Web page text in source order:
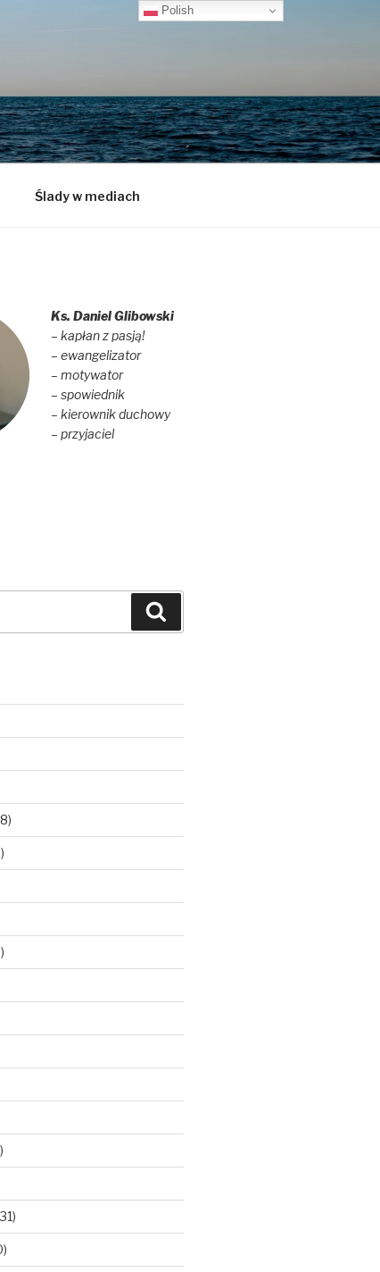
Ślady w mediach
Ks. Daniel Glibowski
– kapłan z pasją!
– ewangelizator
– motywator
– spowiednik
– kierownik duchowy
– przyjaciel
Polish